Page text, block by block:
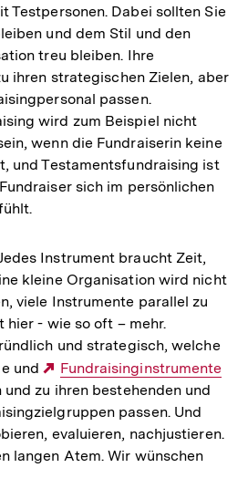
Testpersonen. Dabei sollten Sie
und dem Stil und den
treu bleiben. Ihre
ihren strategischen Zielen, aber
passen.
wird zum Beispiel nicht
wenn die Fundraiserin keine
und Testamentsfundraising ist
sich im persönlichen
Instrument braucht Zeit,
kleine Organisation wird nicht
viele Instrumente parallel zu
hier - wie so oft – mehr.
und strategisch, welche
und
Externer
Link:
Fundraisinginstrumente
zu ihren bestehenden und
passen. Und
evaluieren, nachjustieren.
langen Atem. Wir wünschen